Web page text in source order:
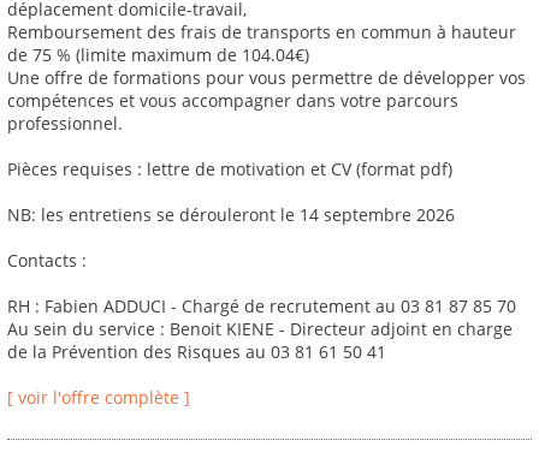
déplacement domicile-travail,
Remboursement des frais de transports en commun à hauteur
de 75 % (limite maximum de 104.04€)
Une offre de formations pour vous permettre de développer vos
compétences et vous accompagner dans votre parcours
professionnel.
Pièces requises : lettre de motivation et CV (format pdf)
NB: les entretiens se dérouleront le 14 septembre 2026
Contacts :
RH : Fabien ADDUCI - Chargé de recrutement au 03 81 87 85 70
Au sein du service : Benoit KIENE - Directeur adjoint en charge
de la Prévention des Risques au 03 81 61 50 41
[ voir l'offre complète ]